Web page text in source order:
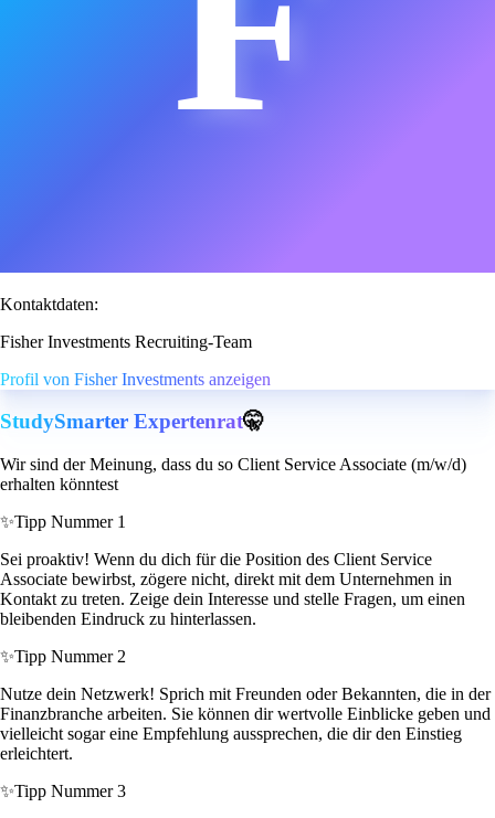
Kontaktdaten:
Fisher Investments Recruiting-Team
Profil von Fisher Investments anzeigen
StudySmarter Expertenrat🤫
Wir sind der Meinung, dass du so Client Service Associate (m/w/d)
erhalten könntest
✨Tipp Nummer 1
Sei proaktiv! Wenn du dich für die Position des Client Service
Associate bewirbst, zögere nicht, direkt mit dem Unternehmen in
Kontakt zu treten. Zeige dein Interesse und stelle Fragen, um einen
bleibenden Eindruck zu hinterlassen.
✨Tipp Nummer 2
Nutze dein Netzwerk! Sprich mit Freunden oder Bekannten, die in der
Finanzbranche arbeiten. Sie können dir wertvolle Einblicke geben und
vielleicht sogar eine Empfehlung aussprechen, die dir den Einstieg
erleichtert.
✨Tipp Nummer 3